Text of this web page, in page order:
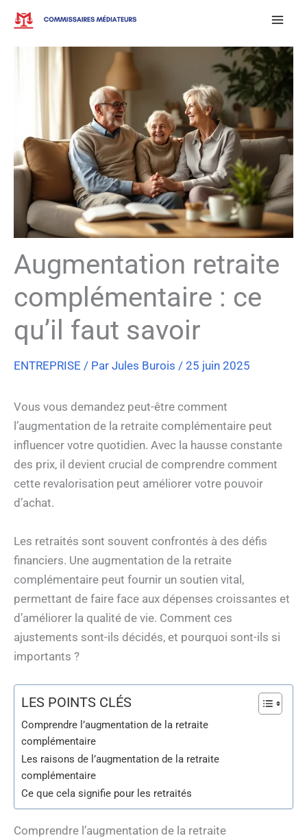
Aller
contenu
Augmentation retraite
complémentaire : ce
qu’il faut savoir
ENTREPRISE / Par Jules Burois / 25 juin 2025
Vous vous demandez peut-être comment
l’augmentation de la retraite complémentaire peut
influencer votre quotidien. Avec la hausse constante
des prix, il devient crucial de comprendre comment
cette revalorisation peut améliorer votre pouvoir
d’achat.
Les retraités sont souvent confrontés à des défis
financiers. Une augmentation de la retraite
complémentaire peut fournir un soutien vital,
permettant de faire face aux dépenses croissantes et
d’améliorer la qualité de vie. Comment ces
ajustements sont-ils décidés, et pourquoi sont-ils si
importants ?
LES POINTS CLÉS
Comprendre l’augmentation de la retraite
complémentaire
Les raisons de l’augmentation de la retraite
complémentaire
Ce que cela signifie pour les retraités
Comprendre l’augmentation de la retraite